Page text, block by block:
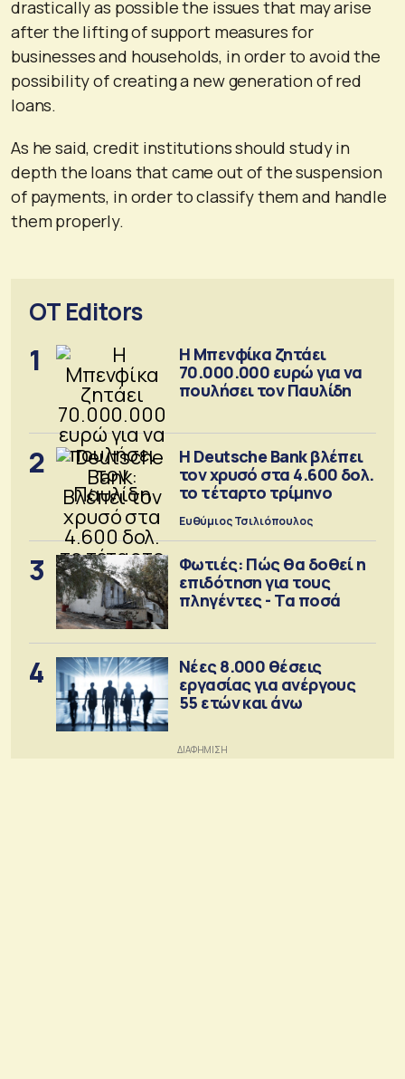
drastically as possible the issues that may arise
after the lifting of support measures for
businesses and households, in order to avoid the
possibility of creating a new generation of red
loans.
As he said, credit institutions should study in
depth the loans that came out of the suspension
of payments, in order to classify them and handle
them properly.
OT Editors
1
Η Μπενφίκα ζητάει
70.000.000 ευρώ για να
πουλήσει τον Παυλίδη
2
Η Deutsche Bank βλέπει
τον χρυσό στα 4.600 δολ.
το τέταρτο τρίμηνο
Ευθύμιος Τσιλιόπουλος
3
Φωτιές: Πώς θα δοθεί η
επιδότηση για τους
πληγέντες - Τα ποσά
4
Νέες 8.000 θέσεις
εργασίας για ανέργους
55 ετών και άνω